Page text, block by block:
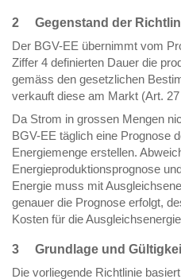
2 Gegenstand der
Der BGV-EE übernimmt vom
Ziffer 4 definierten Dauer die
gemäss den gesetzlichen
verkauft diese am Markt (Art.
Da Strom in grossen Mengen
BGV-EE täglich eine Prognose
Energiemenge erstellen.
Energieproduktionsprognose
Energie muss mit
genauer die Prognose erfolgt,
Kosten für die
3 Grundlage und
Die vorliegende Richtlinie